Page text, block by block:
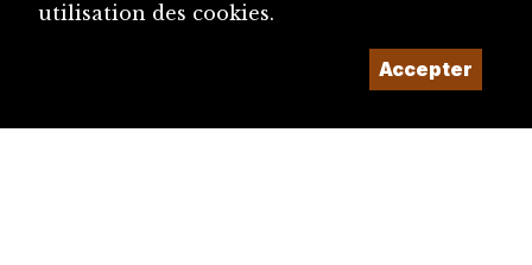
utilisation des cookies.
Accepter